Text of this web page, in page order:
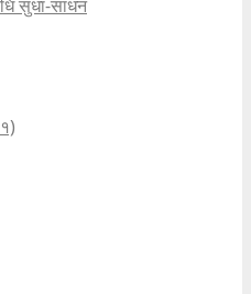
सुधा-साधन